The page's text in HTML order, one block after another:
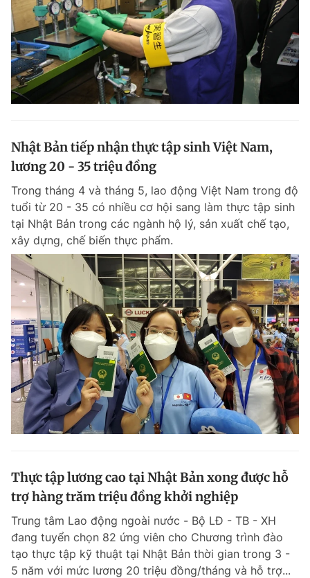
Nhật Bản tiếp nhận thực tập sinh Việt Nam,
lương 20 - 35 triệu đồng
Trong tháng 4 và tháng 5, lao động Việt Nam trong độ
tuổi từ 20 - 35 có nhiều cơ hội sang làm thực tập sinh
tại Nhật Bản trong các ngành hộ lý, sản xuất chế tạo,
xây dựng, chế biến thực phẩm.
Thực tập lương cao tại Nhật Bản xong được hỗ
trợ hàng trăm triệu đồng khởi nghiệp
Trung tâm Lao động ngoài nước - Bộ LĐ - TB - XH
đang tuyển chọn 82 ứng viên cho Chương trình đào
tạo thực tập kỹ thuật tại Nhật Bản thời gian trong 3 -
5 năm với mức lương 20 triệu đồng/tháng và hỗ trợ...